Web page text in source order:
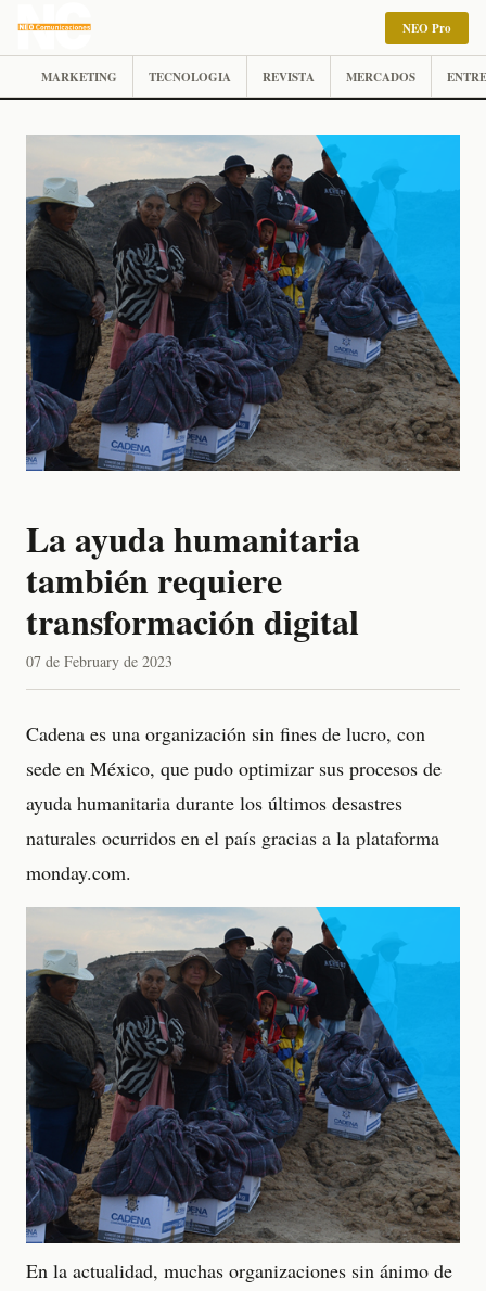
NEO Pro
MARKETING TECNOLOGIA REVISTA MERCADOS
La ayuda humanitaria
también requiere
transformación digital
07 de February de 2023
Cadena es una organización sin fines de lucro, con
sede en México, que pudo optimizar sus procesos de
ayuda humanitaria durante los últimos desastres
naturales ocurridos en el país gracias a la plataforma
monday.com.
En la actualidad, muchas organizaciones sin ánimo de